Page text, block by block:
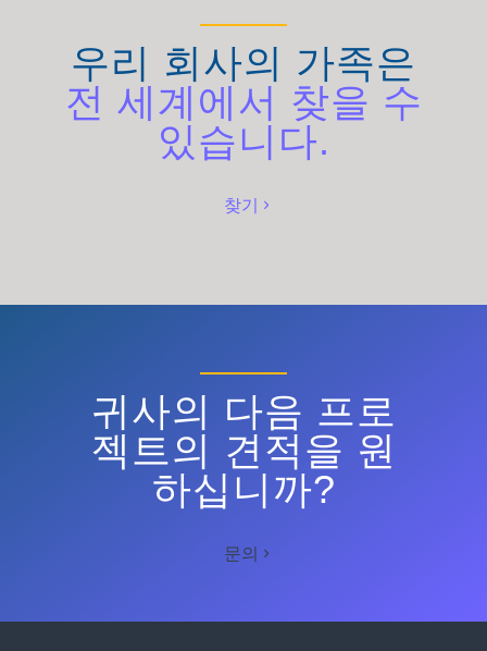
우리 회사의 가족은
전 세계에서 찾을 수
있습니다.
찾기
귀사의 다음 프로
젝트의 견적을 원
하십니까?
문의